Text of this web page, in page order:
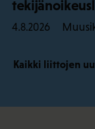
4.8.2026
Kaikki liittojen